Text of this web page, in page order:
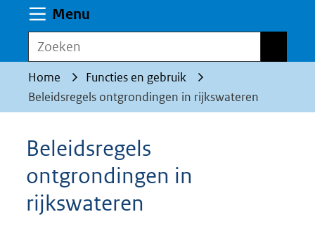
geweigerd.
Menu
Zoeken
Home
Functies en gebruik
Beleidsregels ontgrondingen in rijkswateren
Beleidsregels
ontgrondingen in
rijkswateren